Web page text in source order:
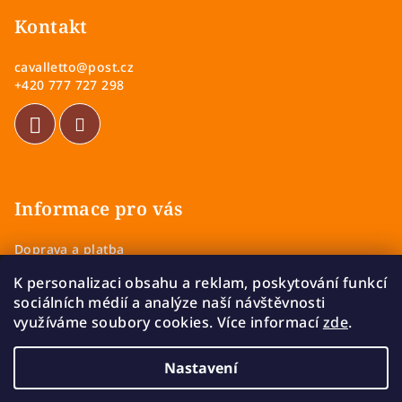
K personalizaci obsahu a reklam, poskytování funkcí
sociálních médií a analýze naší návštěvnosti
využíváme soubory cookies. Více informacízde.
Nastavení
Kontakt
cavalletto@post.cz
+420 777 727 298
Informace pro vás
Doprava a platba
Zásady ochrany osobních údajů
Vrácení a výměna zboží